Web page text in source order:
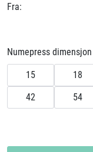
Fra:
Numepress dimensjon
15 18
42
54
Et annerledes selskap
Salgsbetingelser